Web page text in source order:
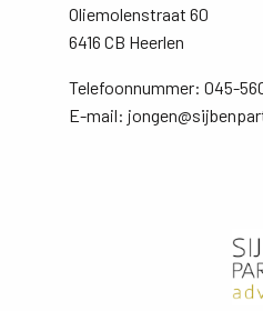
Oliemolenstraat 60
6416 CB Heerlen
Telefoonnummer: 045-
E-mail: